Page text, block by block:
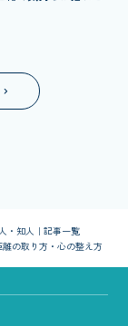
・知人｜記事一覧
の取り方・心の整え方